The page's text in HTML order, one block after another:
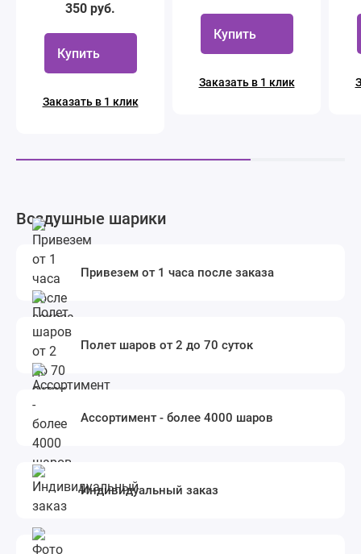
350 руб.
Купить
Заказать в 1 клик
Купить
Заказать в 1 клик
Воздушные шарики
Привезем от 1 часа после заказа
Полет шаров от 2 до 70 суток
Ассортимент - более 4000 шаров
Индивидуальный заказ